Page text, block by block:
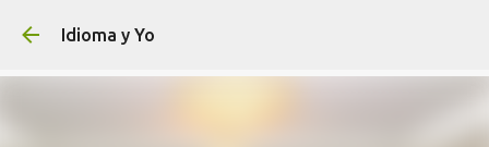
Idioma y Yo